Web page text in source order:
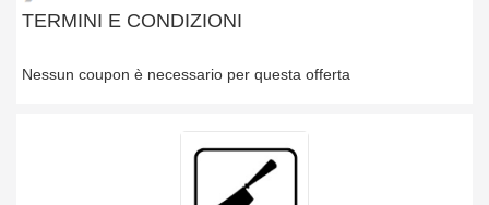
TERMINI E CONDIZIONI
Nessun coupon è necessario per questa offerta